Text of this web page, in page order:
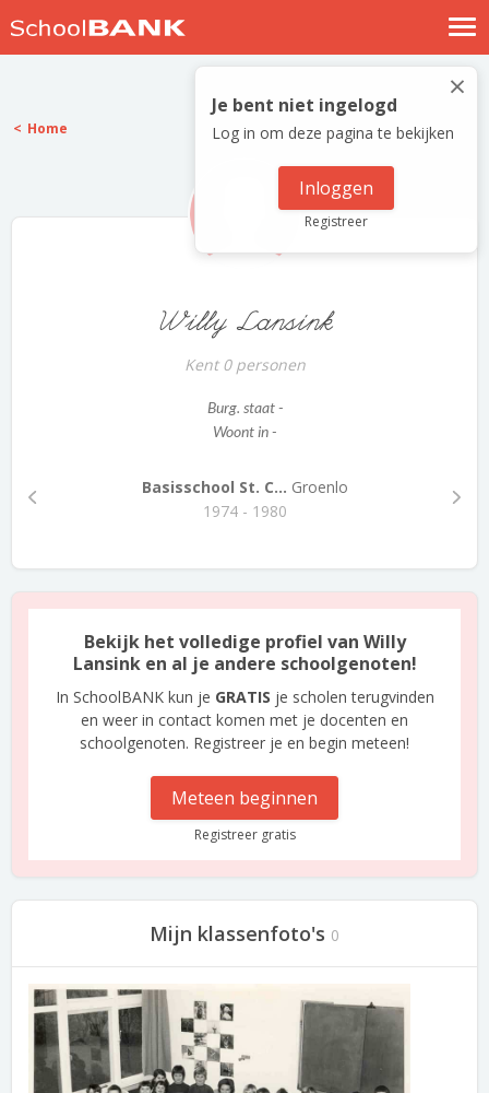
Nostalgische verhalen
Log in
Meld je gratis aan
×
Je bent niet ingelogd
Log in om deze pagina te bekijken
Inloggen
Registreer
Home
Willy Lansink
Kent 0 personen
Burg. staat -
Woont in -
Basisschool St. C... Groenlo
1974 - 1980
Bekijk het volledige profiel van Willy
Lansink en al je andere schoolgenoten!
In SchoolBANK kun je GRATIS je scholen terugvinden
en weer in contact komen met je docenten en
schoolgenoten. Registreer je en begin meteen!
Meteen beginnen
Registreer gratis
Mijn klassenfoto's 0